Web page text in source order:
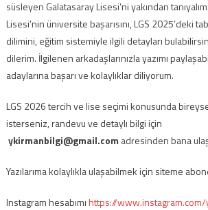
süsleyen Galatasaray Lisesi’ni yakından
Lisesi’nin üniversite başarısını, LGS 2025’deki
dilimini, eğitim sistemiyle ilgili detayları
dilerim. İlgilenen arkadaşlarınızla yazımı
adaylarına başarı ve kolaylıklar diliyorum.
LGS 2026 tercih ve lise seçimi konusunda
isterseniz, randevu ve detaylı bilgi için
ykirmanbilgi@gmail.com adresinden bana
Yazılarıma kolaylıkla ulaşabilmek için siteme
Instagram hesabımıhttps://